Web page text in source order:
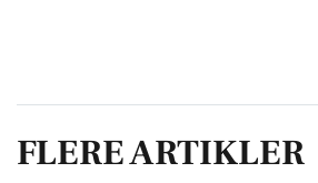
FLERE ARTIKLER